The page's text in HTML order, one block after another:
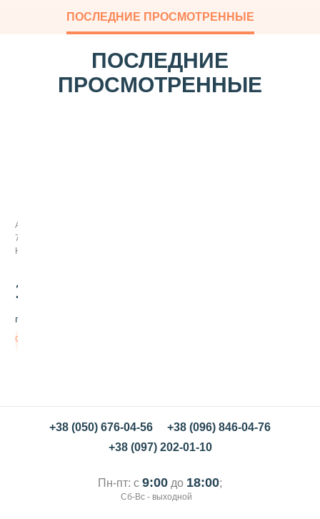
ПОСЛЕДНИЕ ПРОСМОТРЕННЫЕ
ПОСЛЕДНИЕ
ПРОСМОТРЕННЫЕ
з
у
р
о
н
т
к
Арт:
794142
Нет в наличии
1200
грн/шт
+38 (050) 676-04-56
+38 (096) 846-04-76
+38 (097) 202-01-10
Пн-пт: с 9:00 до 18:00;
Сб-Вс - выходной